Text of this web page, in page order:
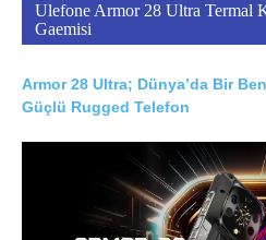
Ulefone Armor 28 Ultra Termal
Gaemisi
Armor 28 Ultra; Dünya’da Bir
Güçlü Rugged Telefon